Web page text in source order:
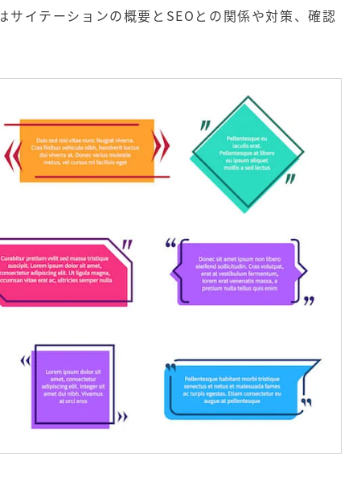
サイテーションの概要とSEOとの関係や対策、確認